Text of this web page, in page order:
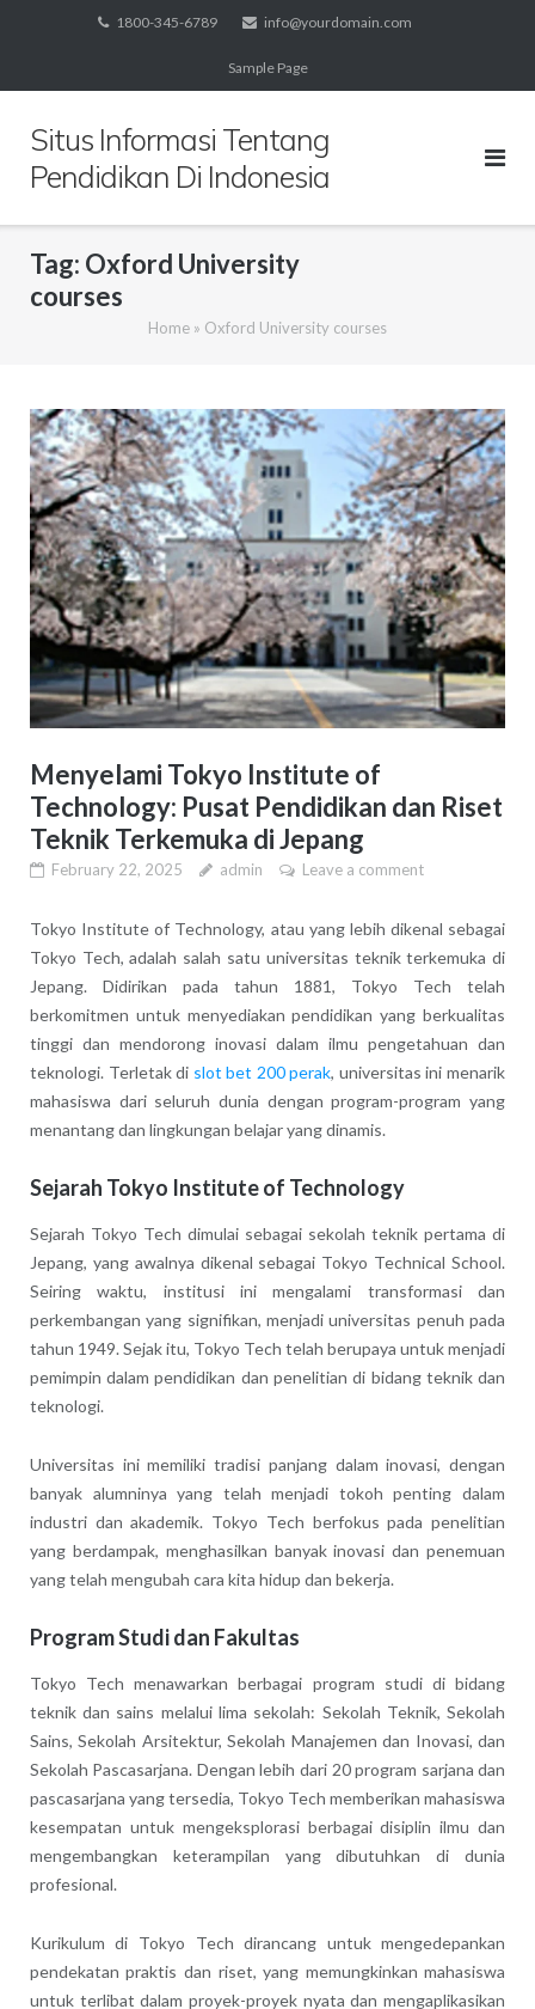
1800-345-6789 info@yourdomain.com
Sample Page
Situs Informasi Tentang
Pendidikan Di Indonesia
Tag: Oxford University
courses
Home » Oxford University courses
Menyelami Tokyo Institute of
Technology: Pusat Pendidikan dan Riset
Teknik Terkemuka di Jepang
February 22, 2025 admin Leave a comment
Tokyo Institute of Technology, atau yang lebih dikenal sebagai
Tokyo Tech, adalah salah satu universitas teknik terkemuka di
Jepang. Didirikan pada tahun 1881, Tokyo Tech telah
berkomitmen untuk menyediakan pendidikan yang berkualitas
tinggi dan mendorong inovasi dalam ilmu pengetahuan dan
teknologi. Terletak di slot bet 200 perak, universitas ini menarik
mahasiswa dari seluruh dunia dengan program-program yang
menantang dan lingkungan belajar yang dinamis.
Sejarah Tokyo Institute of Technology
Sejarah Tokyo Tech dimulai sebagai sekolah teknik pertama di
Jepang, yang awalnya dikenal sebagai Tokyo Technical School.
Seiring waktu, institusi ini mengalami transformasi dan
perkembangan yang signifikan, menjadi universitas penuh pada
tahun 1949. Sejak itu, Tokyo Tech telah berupaya untuk menjadi
pemimpin dalam pendidikan dan penelitian di bidang teknik dan
teknologi.
Universitas ini memiliki tradisi panjang dalam inovasi, dengan
banyak alumninya yang telah menjadi tokoh penting dalam
industri dan akademik. Tokyo Tech berfokus pada penelitian
yang berdampak, menghasilkan banyak inovasi dan penemuan
yang telah mengubah cara kita hidup dan bekerja.
Program Studi dan Fakultas
Tokyo Tech menawarkan berbagai program studi di bidang
teknik dan sains melalui lima sekolah: Sekolah Teknik, Sekolah
Sains, Sekolah Arsitektur, Sekolah Manajemen dan Inovasi, dan
Sekolah Pascasarjana. Dengan lebih dari 20 program sarjana dan
pascasarjana yang tersedia, Tokyo Tech memberikan mahasiswa
kesempatan untuk mengeksplorasi berbagai disiplin ilmu dan
mengembangkan keterampilan yang dibutuhkan di dunia
profesional.
Kurikulum di Tokyo Tech dirancang untuk mengedepankan
pendekatan praktis dan riset, yang memungkinkan mahasiswa
untuk terlibat dalam proyek-proyek nyata dan mengaplikasikan